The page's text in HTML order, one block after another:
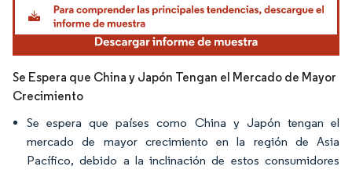
Se Espera que China y Japón Tengan el Mercado de Mayor
Crecimiento
Se espera que países como China y Japón tengan el
mercado de mayor crecimiento en la región de Asia
Pacífico, debido a la inclinación de estos consumidores